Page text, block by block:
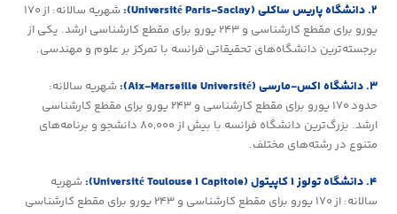
۲. دانشگاه پاریس ساکلی (Université Paris-Saclay):
شهریه سالانه: از ۱۷۰
یورو برای مقطع کارشناسی و ۲۴۳ یورو برای مقطع کارشناسی ارشد. یکی از
برجسته‌ترین دانشگاه‌های تحقیقاتی فرانسه با تمرکز بر علوم و مهندسی.
۳. دانشگاه اکس-مارسی (Aix-Marseille Université):
شهریه سالانه:
حدود ۱۷۰ یورو برای مقطع کارشناسی و ۲۴۳ یورو برای مقطع کارشناسی
ارشد. بزرگ‌ترین دانشگاه فرانسه با بیش از ۸۰,۰۰۰ دانشجو و برنامه‌های
متنوع در رشته‌های مختلف.
۴. دانشگاه تولوز ۱ کاپیتول (Université Toulouse 1 Capitole):
شهریه
سالانه: از ۱۷۰ یورو برای مقطع کارشناسی و ۲۴۳ یورو برای مقطع کارشناسی